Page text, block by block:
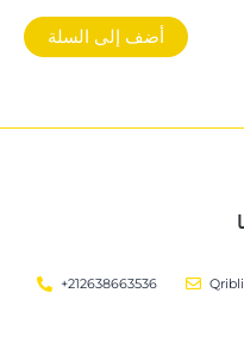
أضف إلى السلة
+212638663536